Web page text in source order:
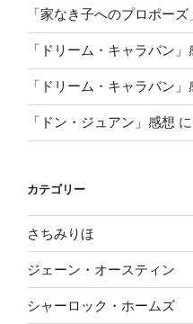
「家なき子へのプロポーズ
「ドリーム・キャラバン」
「ドリーム・キャラバン」
「ドン・ジュアン」感想 に
カテゴリー
さちみりほ
ジェーン・オースティン
シャーロック・ホームズ